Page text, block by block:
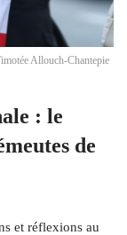
Allouch-Chantepie
: le
de
et réflexions au